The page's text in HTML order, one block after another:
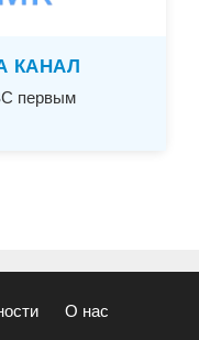
КАНАЛ
первым
О нас